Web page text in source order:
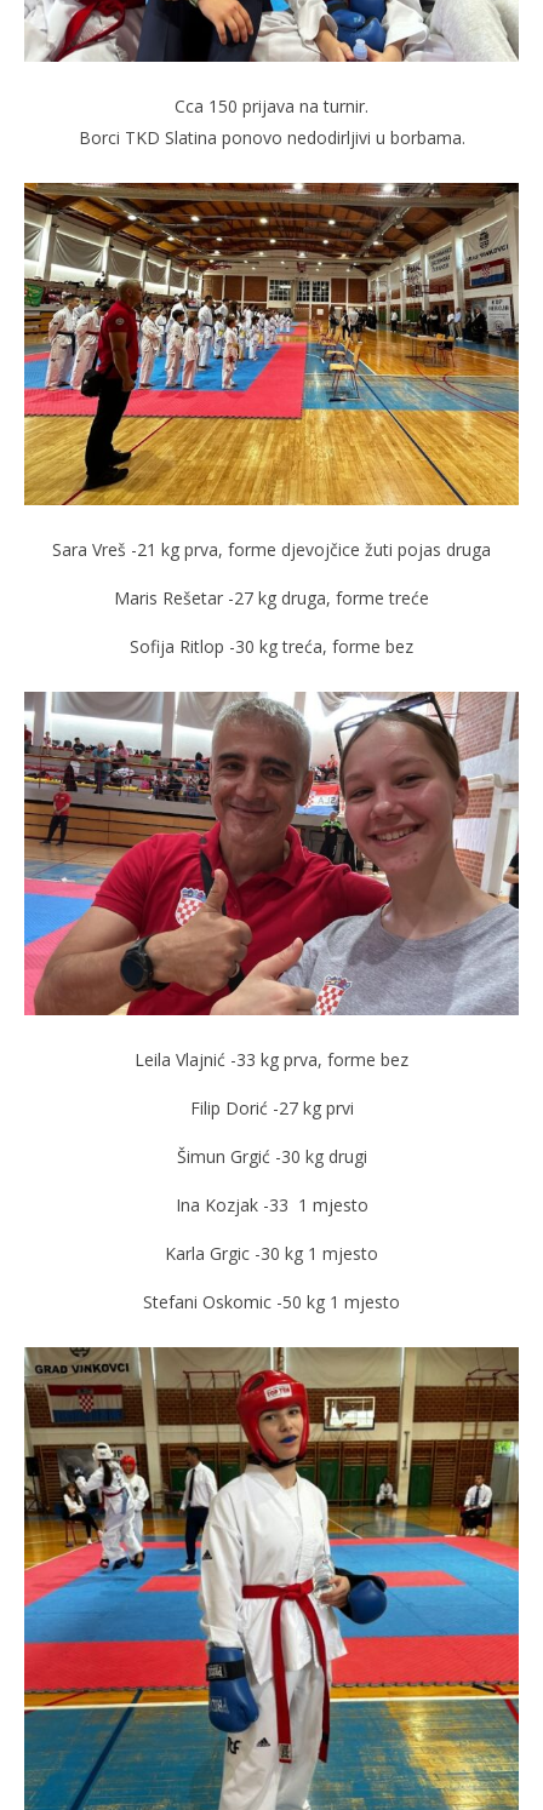
TKD Slatina: ITF Kup Heroja
03.06.2024.
Cca 150 prijava na turnir.
Borci TKD Slatina ponovo nedodirljivi u borbama.
Sara Vreš -21 kg prva, forme djevojčice žuti pojas druga
Maris Rešetar -27 kg druga, forme treće
Sofija Ritlop -30 kg treća, forme bez
Leila Vlajnić -33 kg prva, forme bez
Filip Dorić -27 kg prvi
Šimun Grgić -30 kg drugi
Ina Kozjak -33 1 mjesto
Karla Grgic -30 kg 1 mjesto
Stefani Oskomic -50 kg 1 mjesto